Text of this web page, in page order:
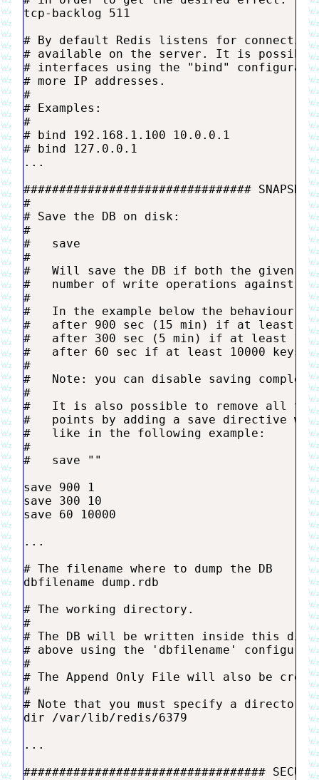
tcp-backlog 511
# By default Redis listens for
# available on the server. It is
# interfaces using the "bind"
# more IP addresses.
#
# Examples:
#
# bind 192.168.1.100 10.0.0.1
# bind 127.0.0.1
...
################################
#
# Save the DB on disk:
#
#   save
#
#   Will save the DB if both the given
#   number of write operations against
#
#   In the example below the behaviour
#   after 900 sec (15 min) if at least 1
#   after 300 sec (5 min) if at least 10
#   after 60 sec if at least 10000 keys
#
#   Note: you can disable saving
#
#   It is also possible to remove all the
#   points by adding a save directive
#   like in the following example:
#
#   save ""
save 900 1
save 300 10
save 60 10000
...
# The filename where to dump the DB
dbfilename dump.rdb
# The working directory.
#
# The DB will be written inside this
# above using the 'dbfilename'
#
# The Append Only File will also be
#
# Note that you must specify a directory
dir /var/lib/redis/6379
...
##################################